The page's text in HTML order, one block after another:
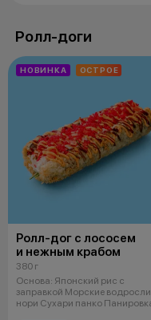
Ролл-доги
НОВИНКА ОСТРОЕ
Ролл-дог с лососем
и нежным крабом
380 г
Основа: Японский рис с
заправкой Морские водросли
нори Сухари панко Панировка: